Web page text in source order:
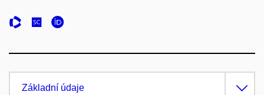
Základní údaje